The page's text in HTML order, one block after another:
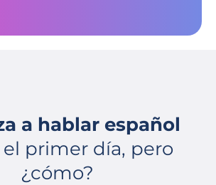
a hablar español
primer día, pero
¿cómo?